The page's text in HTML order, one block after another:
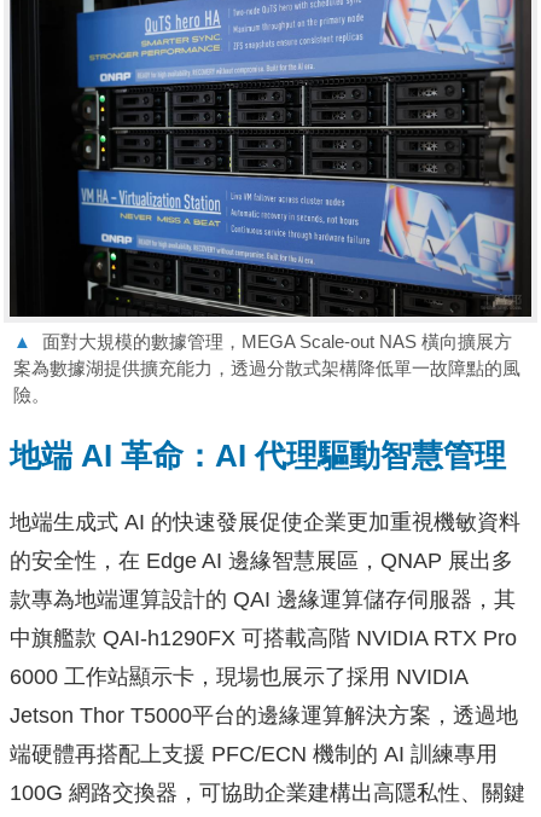
▲
面對大規模的數據管理，MEGA Scale-out NAS 橫向擴展方
案為數據湖提供擴充能力，透過分散式架構降低單一故障點的風
險。
地端 AI 革命：AI 代理驅動智慧管理
地端生成式 AI 的快速發展促使企業更加重視機敏資料
的安全性，在 Edge AI 邊緣智慧展區，QNAP 展出多
款專為地端運算設計的 QAI 邊緣運算儲存伺服器，其
中旗艦款 QAI-h1290FX 可搭載高階 NVIDIA RTX Pro
6000 工作站顯示卡，現場也展示了採用 NVIDIA
Jetson Thor T5000平台的邊緣運算解決方案，透過地
端硬體再搭配上支援 PFC/ECN 機制的 AI 訓練專用
100G 網路交換器，可協助企業建構出高隱私性、關鍵